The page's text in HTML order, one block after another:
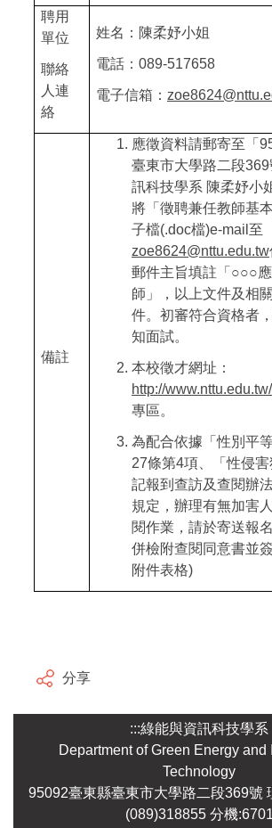
聘用
單位
聯絡
人連
絡
姓名：陳柔妤小姐
電話： 089-517658
電子信箱：
備註
應徵資料請郵寄至「
臺東市大學路二段369
訊科技學系 陳柔妤小
將「徵聘兼任教師基
子檔(.doc檔)e-mail 至
zoe8624@nttu.edu.tw
郵件主旨填註「 ○○○
師」，以上文件及相
件。初審符合資格者
知面試。
本校徵才網址：
http://www.nttu.edu.tw/
專區。
為配合依據「性別平
27條第4項、「性侵
記報到查訪及查閱辦
規定，辦理有無加害
閱作業，請於寄送報
併檢附查閱同意書並簽
附件表格)
分享
:::綠能與資訊科技學系
Department of Green Energy and
Technology
95092臺東縣臺東市大學路二段369號
(089)318855 分機:6701